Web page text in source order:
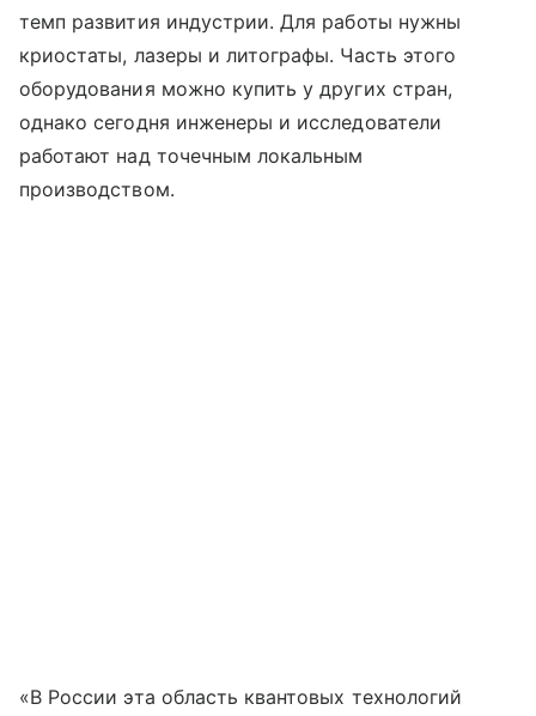
темп развития индустрии. Для работы нужны
криостаты, лазеры и литографы. Часть этого
оборудования можно купить у других стран,
однако сегодня инженеры и исследователи
работают над точечным локальным
производством.
«В России эта область квантовых технологий